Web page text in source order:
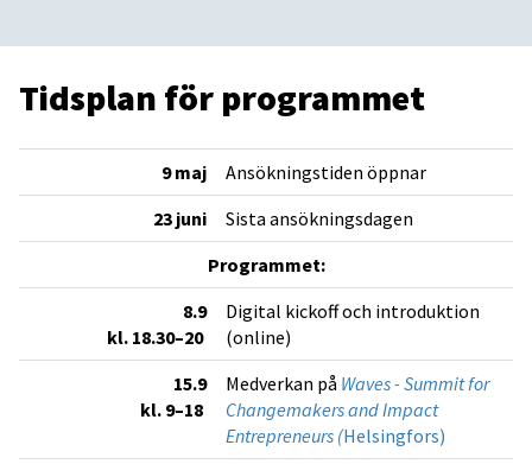
Tidsplan för programmet
9 maj
Ansökningstiden öppnar
23 juni
Sista ansökningsdagen
Programmet:
8.9
kl. 18.30–20
Digital kickoff och introduktion
(online)
15.9
kl. 9–18
Medverkan på Waves - Summit for
Changemakers and Impact
Entrepreneurs (Helsingfors)